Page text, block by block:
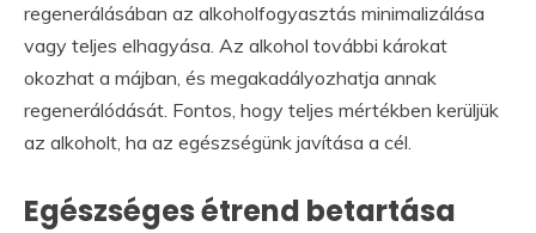
regenerálásában az alkoholfogyasztás minimalizálása
vagy teljes elhagyása. Az alkohol további károkat
okozhat a májban, és megakadályozhatja annak
regenerálódását. Fontos, hogy teljes mértékben kerüljük
az alkoholt, ha az egészségünk javítása a cél.
Egészséges étrend betartása